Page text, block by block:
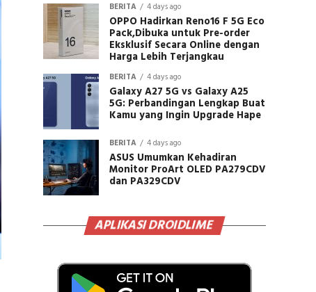
BERITA 4 days ago
OPPO Hadirkan Reno16 F 5G Eco
Pack,Dibuka untuk Pre-order
Eksklusif Secara Online dengan
Harga Lebih Terjangkau
BERITA 4 days ago
Galaxy A27 5G vs Galaxy A25
5G: Perbandingan Lengkap Buat
Kamu yang Ingin Upgrade Hape
BERITA 4 days ago
ASUS Umumkan Kehadiran
Monitor ProArt OLED PA279CDV
dan PA329CDV
APLIKASI DROIDLIME